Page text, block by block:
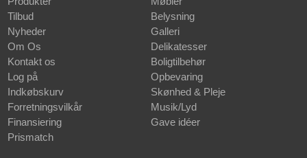
Tilbud
Nyheder
Om Os
Kontakt os
Log på
Indkøbskurv
Forretningsvilkår
Finansiering
Prismatch
Belysning
Galleri
Delikatesser
Boligtilbehør
Opbevaring
Skønhed & Pleje
Musik/Lyd
Gave idéer